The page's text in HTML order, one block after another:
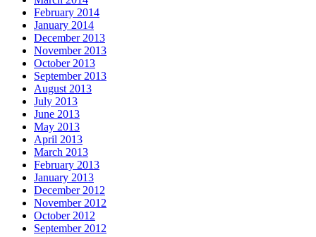
February 2014
January 2014
December 2013
November 2013
October 2013
September 2013
August 2013
July 2013
June 2013
May 2013
April 2013
March 2013
February 2013
January 2013
December 2012
November 2012
October 2012
September 2012